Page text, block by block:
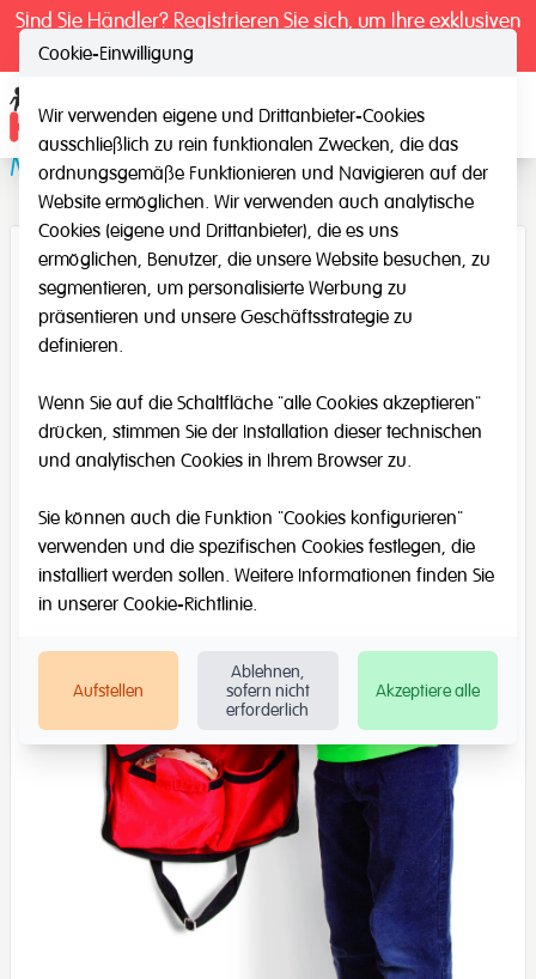
Sind Sie Händler? Registrieren Sie sich, um Ihre exklusiven
Musik- Koffer Groß
Cookie-Einwilligung
Wir verwenden eigene und Drittanbieter-Cookies
ausschließlich zu rein funktionalen Zwecken, die das
ordnungsgemäße Funktionieren und Navigieren auf der
Website ermöglichen. Wir verwenden auch analytische
Cookies (eigene und Drittanbieter), die es uns
ermöglichen, Benutzer, die unsere Website besuchen, zu
segmentieren, um personalisierte Werbung zu
präsentieren und unsere Geschäftsstrategie zu
definieren.
Wenn Sie auf die Schaltfläche "alle Cookies akzeptieren"
drücken, stimmen Sie der Installation dieser technischen
und analytischen Cookies in Ihrem Browser zu.
Sie können auch die Funktion "Cookies konfigurieren"
verwenden und die spezifischen Cookies festlegen, die
installiert werden sollen. Weitere Informationen finden Sie
in unserer Cookie-Richtlinie.
Aufstellen
Ablehnen,
sofern nicht
erforderlich
Akzeptiere alle